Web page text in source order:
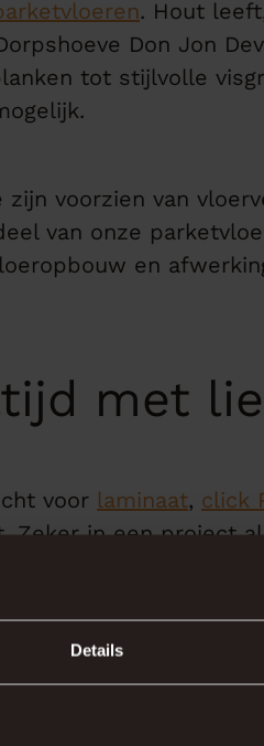
Details
. Hout
Don Jon
tot stijlvolle
voorzien van
van onze
en
met
voor laminaat, click
in een project
een